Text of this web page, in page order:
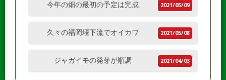
今年の畑の最初の予定は完成 2021/05/09
久々の福岡堰下流でオイカワ 2021/05/08
ジャガイモの発芽が順調 2021/04/03